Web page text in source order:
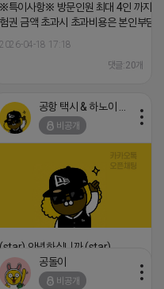
※특이사항※ 방문인원 최대 4인 까지
험권 금액 초과시 초과비용은 본인부담
2026-04-18 17:18
댓글:20개
해도 안되는
! ╰➤모두 같은
다릅니다. ╰➤
21일(화) 저
프
※
사
단
모
비공개
(star) 안녕하십니까 (star)
2026-04-18 17:12
공돌이
비공개